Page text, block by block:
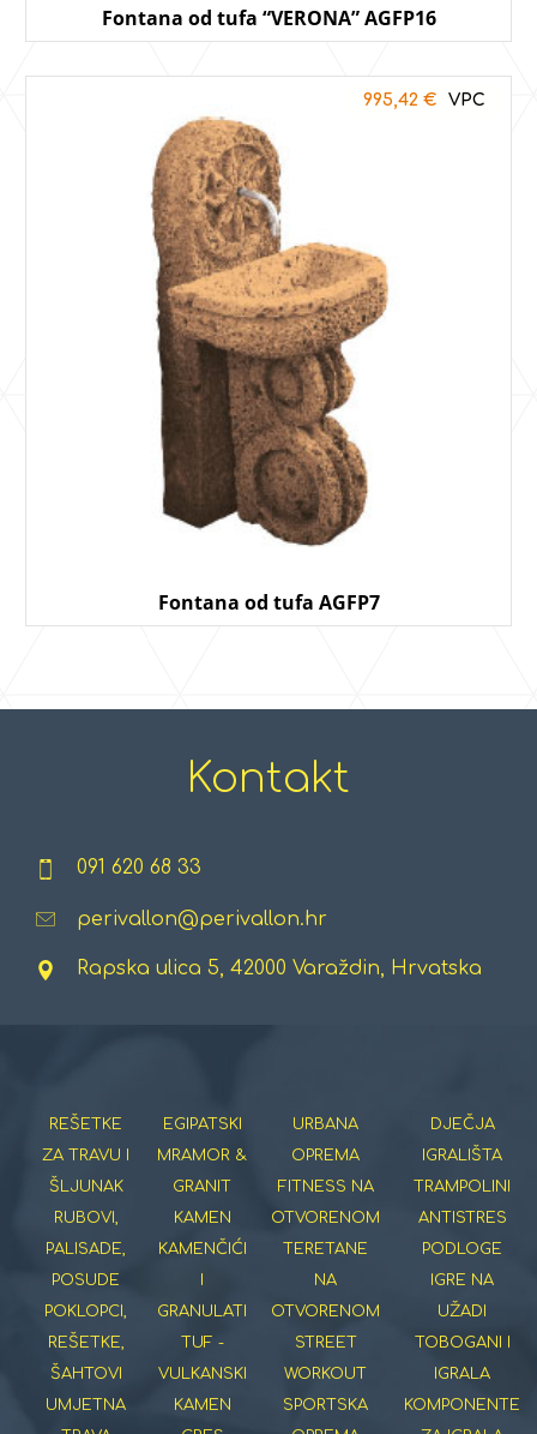
Fontana od tufa “VERONA” AGFP16
Fontana od tufa AGFP7
995,42 €
Kontakt
091 620 68 33
perivallon@perivallon.hr
Rapska ulica 5, 42000 Varaždin, Hrvatska
REŠETKE
ZA TRAVU I
ŠLJUNAK
RUBOVI,
PALISADE,
POSUDE
POKLOPCI,
REŠETKE,
ŠAHTOVI
UMJETNA
EGIPATSKI
MRAMOR &
GRANIT
KAMEN
KAMENČIĆI
I
GRANULATI
TUF -
VULKANSKI
KAMEN
URBANA
OPREMA
FITNESS NA
OTVORENOM
TERETANE
NA
OTVORENOM
STREET
WORKOUT
SPORTSKA
DJEČJA
IGRALIŠTA
TRAMPOLINI
ANTISTRES
PODLOGE
IGRE NA
UŽADI
TOBOGANI I
IGRALA
KOMPONENTE